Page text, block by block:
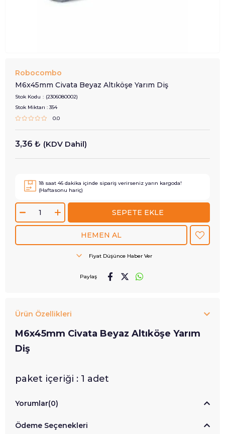
Robocombo
M6x45mm Civata Beyaz Altıköşe Yarım Diş
Stok Kodu
(2306080002)
Stok Miktarı : 354
0.0
3,36 ₺ (KDV Dahil)
18 saat 46 dakika içinde sipariş verirseniz yarın kargoda!
(Haftasonu hariç)
Fiyat Düşünce Haber Ver
Paylaş
Ürün Özellikleri
M6x45mm Civata Beyaz Altıköşe Yarım
Diş
paket içeriği : 1 adet
Yorumlar(0)
Ödeme Seçenekleri